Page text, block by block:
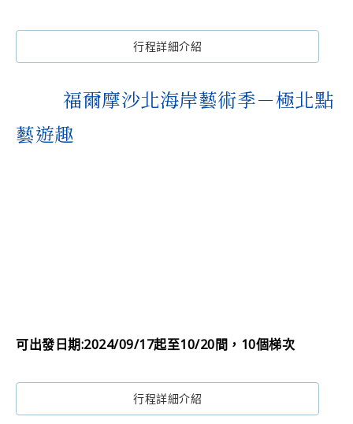
行程詳細介紹
福爾摩沙北海岸藝術季－極北點
藝遊趣
可出發日期:2024/09/17起至10/20間，10個梯次
行程詳細介紹